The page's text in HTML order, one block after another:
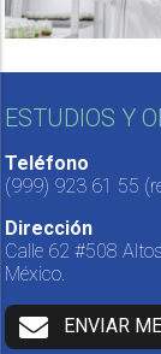
ESTUDIOS Y
Teléfono
(999) 923 61 55
Dirección
Calle 62 #508
México.
ENVIAR